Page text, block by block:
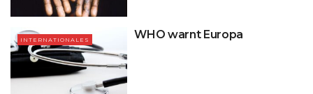
INTERNATIONALES WHO warnt Europa